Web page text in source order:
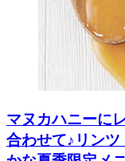
マヌカハニーに
合わせて♪リン